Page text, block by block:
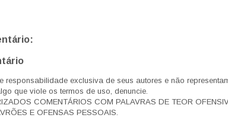
responsabilidade exclusiva de seus autores e não
que viole os termos de uso, denuncie.
COMENTÁRIOS COM PALAVRAS DE TEOR
E OFENSAS PESSOAIS.